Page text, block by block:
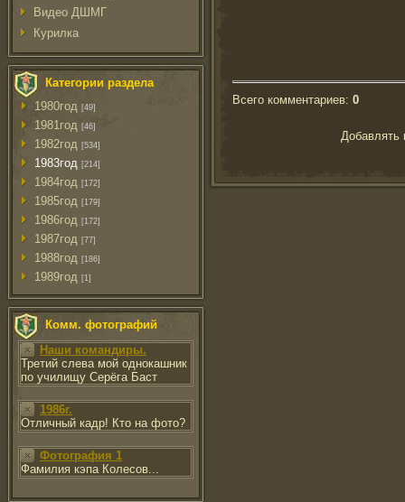
Видео ДШМГ
Курилка
Категории раздела
1980год [49]
1981год [46]
1982год [534]
1983год [214]
1984год [172]
1985год [179]
1986год [172]
1987год [77]
1988год [186]
1989год [1]
Комм. фотографий
Наши командиры.
Третий слева мой однокашник
по училищу Серёга Баст
1986г.
Отличный кадр! Кто на фото?
Фотография 1
Фамилия кэпа Колесов...
Всего комментариев: 0
Добавлять